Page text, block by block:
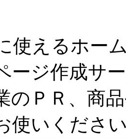
使えるホー
ージ作成サ
のＰＲ、商
使いくださ